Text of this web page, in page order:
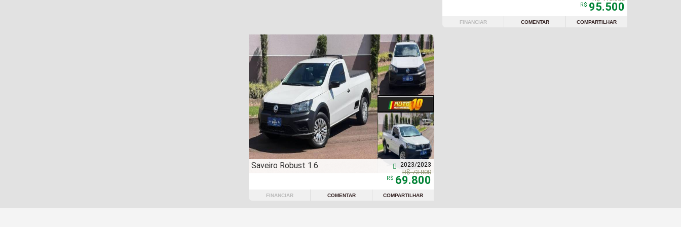
R$ 95.500
FINANCIAR COMENTAR COMPARTILHAR
Saveiro Robust 1.6 2023/2023

R$ 69.800
R$ 73.800
FINANCIAR COMENTAR COMPARTILHAR